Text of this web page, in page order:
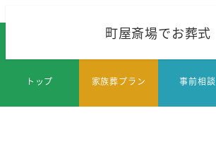
町屋斎場でお葬式
トップ 家族葬プラン 事前相談